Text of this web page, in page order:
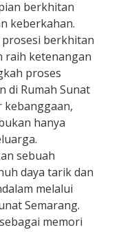
berkhitan
keberkahan.
berkhitan
raih ketenangan
proses
di Rumah Sunat
kebanggaan,
hanya
sebuah
daya tarik dan
melalui
Semarang.
memori